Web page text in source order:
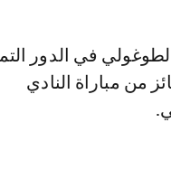
في الدور
من مباراة النادي